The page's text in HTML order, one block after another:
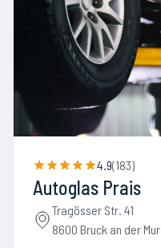
4.9(183)
Autoglas Prais
Tragösser Str. 41
8600 Bruck an der Mur